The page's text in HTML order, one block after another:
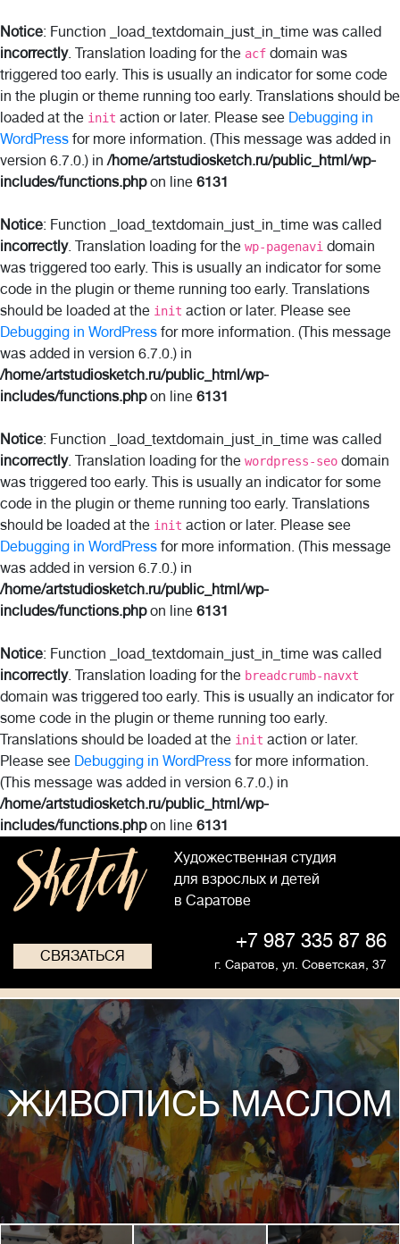
Notice: Function _load_textdomain_just_in_time was called
incorrectly. Translation loading for the acf domain was
triggered too early. This is usually an indicator for some code
in the plugin or theme running too early. Translations should be
loaded at the init action or later. Please see Debugging in
WordPress for more information. (This message was added in
version 6.7.0.) in/home/artstudiosketch.ru/public_html/wp-
includes/functions.phpon line 6131
Notice: Function _load_textdomain_just_in_time was called
incorrectly. Translation loading for the wp-pagenavi domain
was triggered too early. This is usually an indicator for some
code in the plugin or theme running too early. Translations
should be loaded at the init action or later. Please see
Debugging in WordPress for more information. (This message
was added in version 6.7.0.) in
/home/artstudiosketch.ru/public_html/wp-
includes/functions.phpon line 6131
Notice: Function _load_textdomain_just_in_time was called
incorrectly. Translation loading for the wordpress-seo domain
was triggered too early. This is usually an indicator for some
code in the plugin or theme running too early. Translations
should be loaded at the init action or later. Please see
Debugging in WordPress for more information. (This message
was added in version 6.7.0.) in
/home/artstudiosketch.ru/public_html/wp-
includes/functions.phpon line 6131
Notice: Function _load_textdomain_just_in_time was called
incorrectly. Translation loading for the breadcrumb-navxt
domain was triggered too early. This is usually an indicator for
some code in the plugin or theme running too early.
Translations should be loaded at the init action or later.
Please see Debugging in WordPress for more information.
(This message was added in version 6.7.0.) in
/home/artstudiosketch.ru/public_html/wp-
includes/functions.phpon line 6131
Художественная студия
для взрослых и детей
в Саратове
СВЯЗАТЬСЯ
+7 987 335 87 86
г. Саратов, ул. Советская, 37
ЖИВОПИСЬ МАСЛОМ